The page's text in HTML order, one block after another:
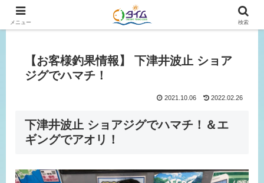
広島、岡山の釣り情報はタイムにおまかせ！
【お客様釣果情報】 下津井波止 ショア
ジグでハマチ！
2021.10.06 2022.02.26
下津井波止 ショアジグでハマチ！＆エ
ギングでアオリ！
メニュー 検索